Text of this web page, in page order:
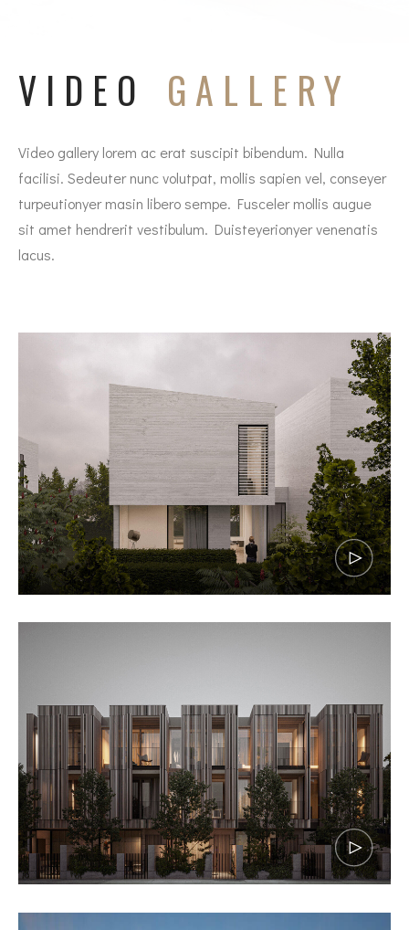
VIDEO GALLERY
Video gallery lorem ac erat suscipit bibendum. Nulla
facilisi. Sedeuter nunc volutpat, mollis sapien vel, conseyer
turpeutionyer masin libero sempe. Fusceler mollis augue
sit amet hendrerit vestibulum. Duisteyerionyer venenatis
lacus.